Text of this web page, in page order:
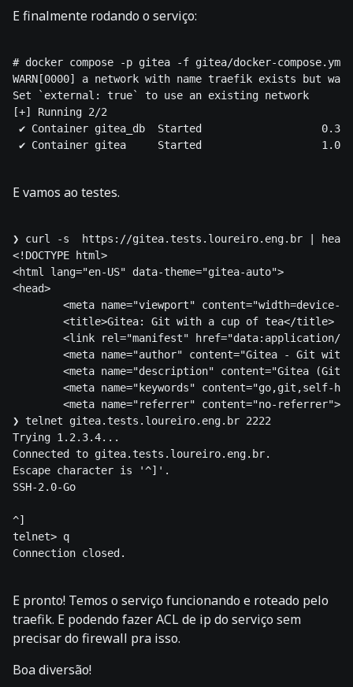
E finalmente rodando o serviço:
# docker compose -p gitea -f gitea/docker-compose.yml
WARN[0000] a network with name traefik exists but
Set `external: true` to use an existing network
[+] Running 2/2
✔ Container gitea_db  Started                   0.3s
✔ Container gitea     Started
E vamos ao testes.
❯ curl -s  https://gitea.tests.loureiro.eng.br | head
<!DOCTYPE html>
<html lang="en-US" data-theme="gitea-auto">
<head>
<meta name="viewport" content="width=device-
        <title>Gitea: Git with a cup of tea</title>
<link rel="manifest" href="data:application/
<meta name="author" content="Gitea - Git with
<meta name="description" content="Gitea (Git
<meta name="keywords" content="go,git,self-
        <meta name="referrer" content="no-referrer">
❯ telnet gitea.tests.loureiro.eng.br 2222
Trying 1.2.3.4...
Connected to gitea.tests.loureiro.eng.br.
Escape character is '^]'.
SSH-2.0-Go
^]
telnet> q
Connection closed.
E pronto! Temos o serviço funcionando e roteado pelo
traefik. E podendo fazer ACL de ip do serviço sem
precisar do firewall pra isso.
Boa diversão!